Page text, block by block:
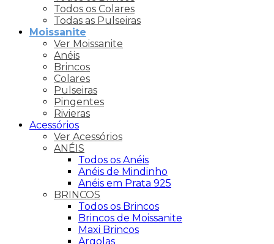
Todos os Colares
Todas as Pulseiras
Moissanite
Ver Moissanite
Anéis
Brincos
Colares
Pulseiras
Pingentes
Rivieras
Acessórios
Ver Acessórios
ANÉIS
Todos os Anéis
Anéis de Mindinho
Anéis em Prata 925
BRINCOS
Todos os Brincos
Brincos de Moissanite
Maxi Brincos
Argolas